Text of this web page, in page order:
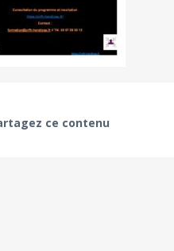
ce contenu